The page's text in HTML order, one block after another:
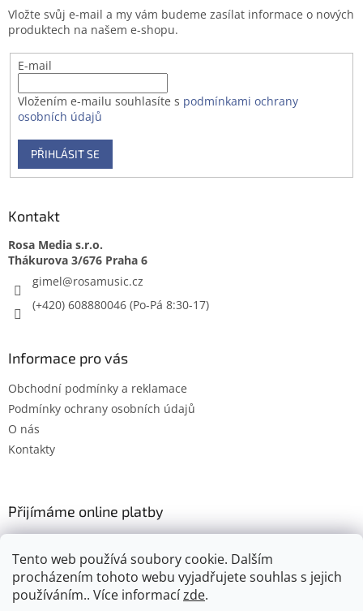
Tento web používá soubory cookie. Dalším
procházením tohoto webu vyjadřujete souhlas s jejich
používáním.. Více informacízde.
Vložte svůj e-mail a my vám budeme zasílat informace o nových
produktech na našem e-shopu.
E-mail
Vložením e-mailu souhlasíte s podmínkami ochrany
osobních údajů
PŘIHLÁSIT SE
Kontakt
Rosa Media s.r.o.
gimel@rosamusic.cz
(+420) 608880046
Informace pro vás
Obchodní podmínky a reklamace
Podmínky ochrany osobních údajů
O nás
Kontakty
Přijímáme online platby